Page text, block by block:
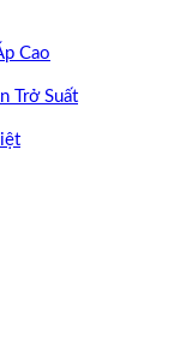
Cao
Trở Suất